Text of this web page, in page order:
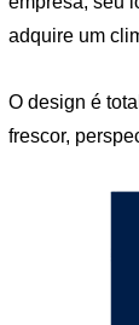
adquire um
O design é
frescor,